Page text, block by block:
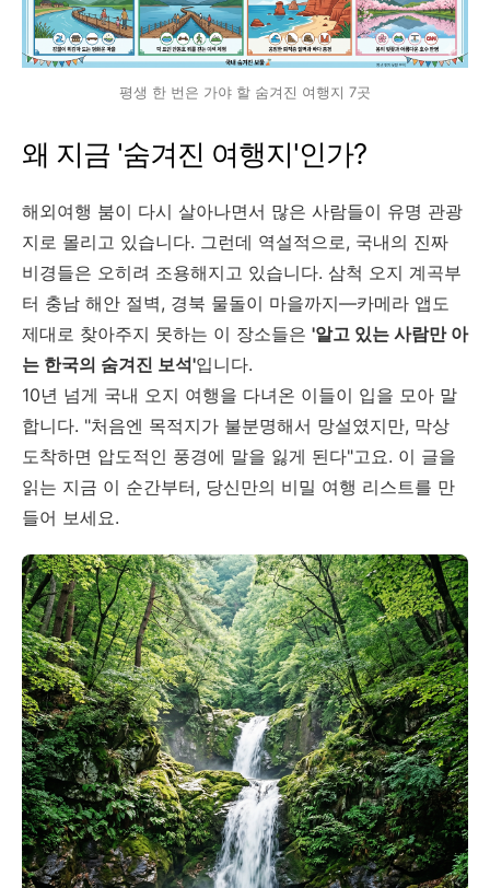
평생 한 번은 가야 할 숨겨진 여행지 7곳
왜 지금 '숨겨진 여행지'인가?
해외여행 붐이 다시 살아나면서 많은 사람들이 유명 관광
지로 몰리고 있습니다. 그런데 역설적으로, 국내의 진짜
비경들은 오히려 조용해지고 있습니다. 삼척 오지 계곡부
터 충남 해안 절벽, 경북 물돌이 마을까지—카메라 앱도
제대로 찾아주지 못하는 이 장소들은 '알고 있는 사람만 아
는 한국의 숨겨진 보석'입니다.
10년 넘게 국내 오지 여행을 다녀온 이들이 입을 모아 말
합니다. "처음엔 목적지가 불분명해서 망설였지만, 막상
도착하면 압도적인 풍경에 말을 잃게 된다"고요. 이 글을
읽는 지금 이 순간부터, 당신만의 비밀 여행 리스트를 만
들어 보세요.